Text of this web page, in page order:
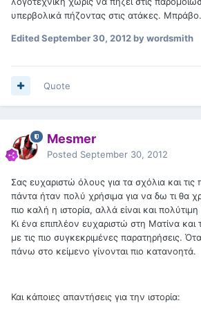
υπερβολικά πήζοντας στις ατάκες. Μπράβο.
EditedSeptember 30, 2012by wordsmith
Quote
Mesmer
Posted September 30, 2012
Σας ευχαριστώ όλους για τα σχόλια και
πάντα ήταν πολύ χρήσιμα για να δω τι θα
πιο καλή η ιστορία, αλλά είναι και
Κι ένα επιπλέον ευχαριστώ στη Ματίνα και
με τις πιο συγκεκριμένες παρατηρήσεις.
πάνω στο κείμενο γίνονται πιο κατανοητά.
Και κάποιες απαντήσεις για την ιστορία: